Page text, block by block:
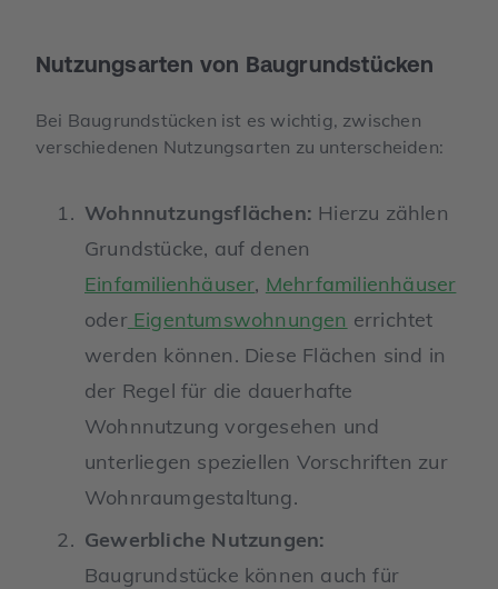
Nutzungsarten von Baugrundstücken
Bei Baugrundstücken ist es wichtig, zwischen
verschiedenen Nutzungsarten zu unterscheiden:
Wohnnutzungsflächen: Hierzu zählen
Grundstücke, auf denen
Einfamilienhäuser, Mehrfamilienhäuser
oderEigentumswohnungen errichtet
werden können. Diese Flächen sind in
der Regel für die dauerhafte
Wohnnutzung vorgesehen und
unterliegen speziellen Vorschriften zur
Wohnraumgestaltung.
Gewerbliche Nutzungen:
Baugrundstücke können auch für